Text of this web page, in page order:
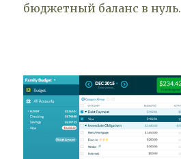
бюджетный баланс в нуль.